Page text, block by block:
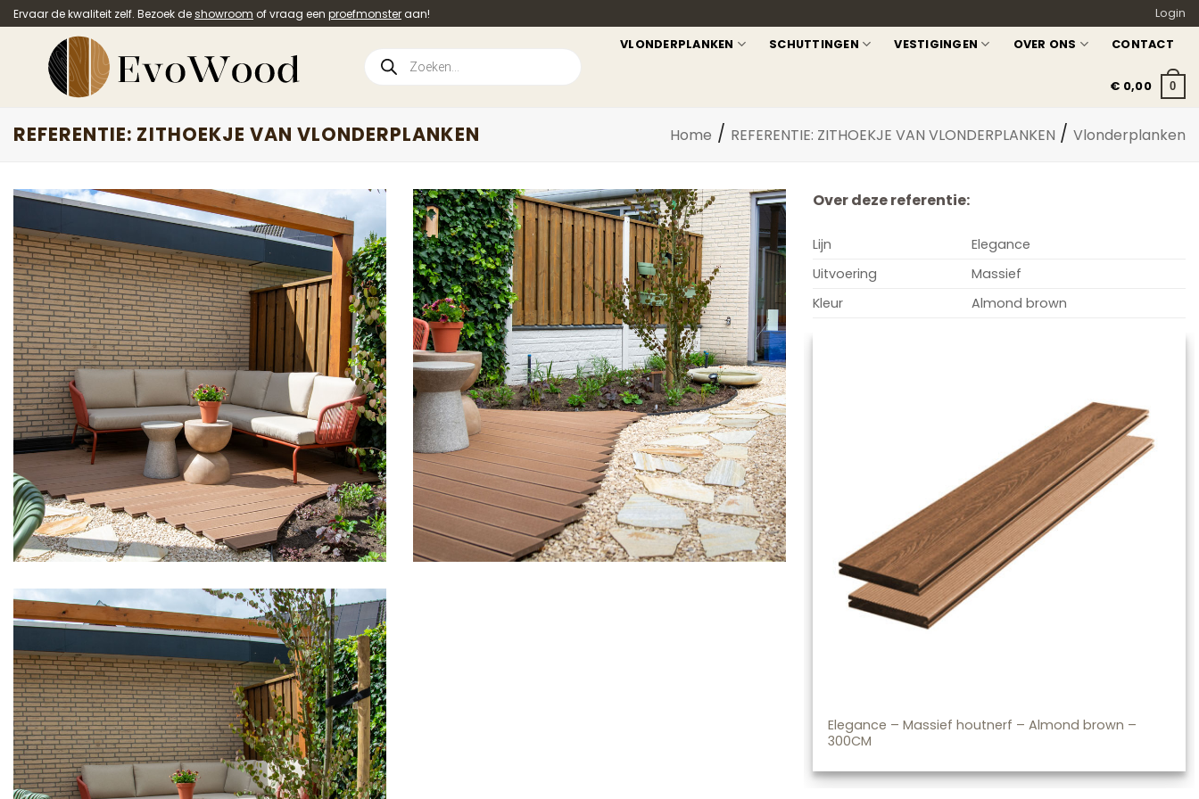
Ga
naar
Ervaar de kwaliteit zelf. Bezoek deshowroom of vraag een proefmonster aan! Login
Producten
zoeken
VLONDERPLANKEN SCHUTTINGEN VESTIGINGEN OVER ONS CONTACT
€ 0,00 0
REFERENTIE: ZITHOEKJE VAN VLONDERPLANKEN Home / REFERENTIE: ZITHOEKJE VAN VLONDERPLANKEN / Vlonderplanken
Over deze referentie:
Lijn
Elegance
Uitvoering
Massief
Kleur
Almond brown
Elegance – Massief houtnerf – Almond brown –
300CM